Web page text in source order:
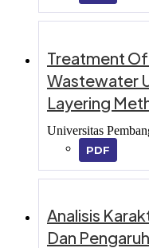
Treatment
Wastewater
Layering
Universitas
PDF
Analisis
Dan